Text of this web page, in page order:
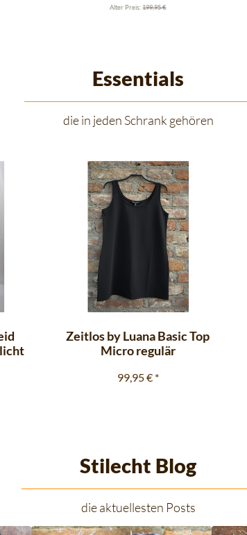
Alter Preis:199,95 €
Essentials
die in jeden Schrank gehören
Zeitlos by Luana Basic Top
Micro regulär
99,95 € *
Stilecht Blog
die aktuellesten Posts